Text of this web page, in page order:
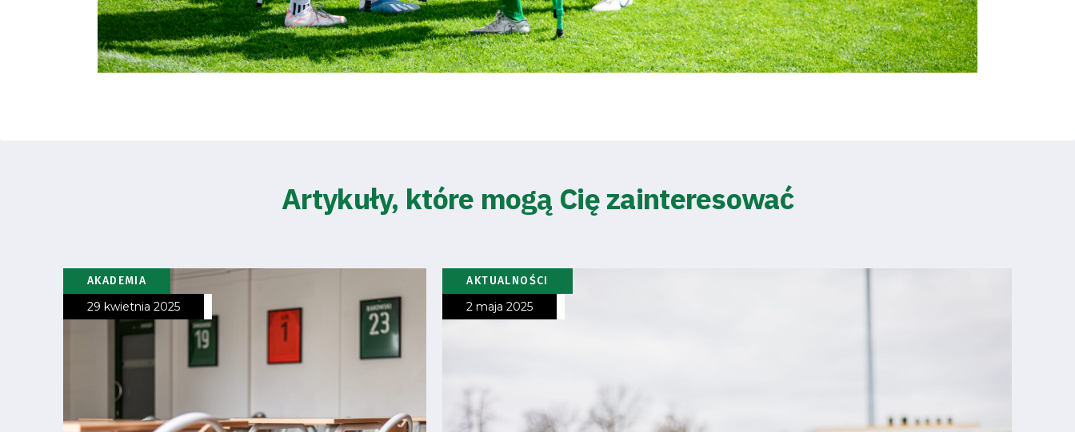
Artykuły, które mogą Cię zainteresować
AKADEMIA
29 kwietnia 2025
AKTUALNOŚCI
2 maja 2025